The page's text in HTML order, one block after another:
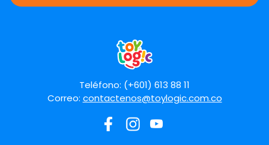
Teléfono: (+601) 613 88 11
Correo: contactenos@toylogic.com.co